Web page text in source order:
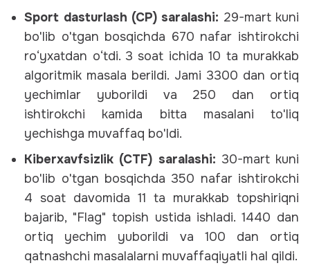
Sport dasturlash (CP) saralashi: 29-mart kuni
bo'lib o'tgan bosqichda 670 nafar ishtirokchi
ro‘yxatdan o‘tdi. 3 soat ichida 10 ta murakkab
algoritmik masala berildi. Jami 3300 dan ortiq
yechimlar yuborildi va 250 dan ortiq
ishtirokchi kamida bitta masalani to'liq
yechishga muvaffaq bo'ldi.
Kiberxavfsizlik (CTF) saralashi: 30-mart kuni
bo'lib o'tgan bosqichda 350 nafar ishtirokchi
4 soat davomida 11 ta murakkab topshiriqni
bajarib, "Flag" topish ustida ishladi. 1440 dan
ortiq yechim yuborildi va 100 dan ortiq
qatnashchi masalalarni muvaffaqiyatli hal qildi.